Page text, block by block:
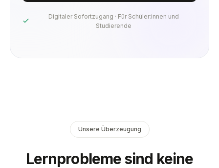
Digitaler Sofortzugang · Für Schüler:innen und
Studierende
Unsere Überzeugung
Lernprobleme sind keine